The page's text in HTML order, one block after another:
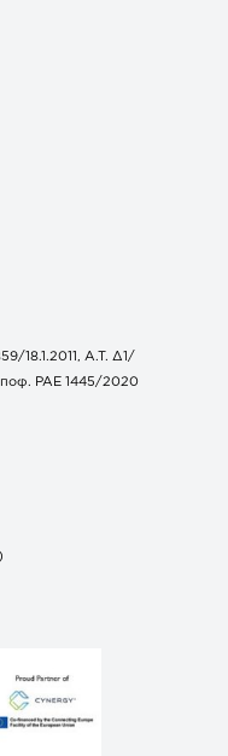
18.1.2011, Α.Τ. Δ1/
ΡΑΕ 1445/2020